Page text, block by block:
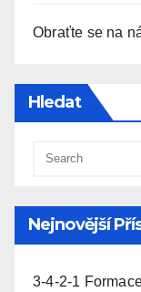
Obraťte se na
Hledat
Nejnovější
3-4-2-1